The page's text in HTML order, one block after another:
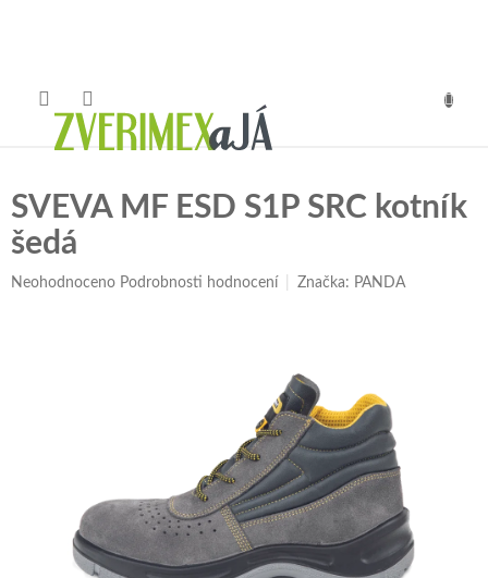
SVEVA MF ESD S1P SRC kotník
šedá
Průměrné
Neohodnoceno Podrobnosti hodnocení Značka: PANDA